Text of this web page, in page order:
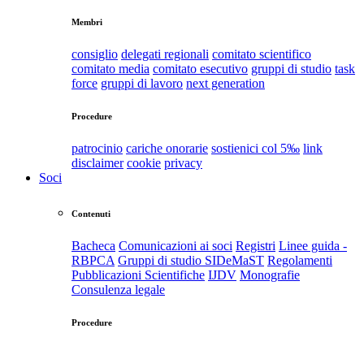
Membri
consiglio delegati regionali comitato scientifico
comitato media comitato esecutivo gruppi di studio task
force gruppi di lavoro next generation
Procedure
patrocinio cariche onorarie sostienici col 5‰ link
disclaimer cookie privacy
Soci
Contenuti
Bacheca Comunicazioni ai soci Registri Linee guida -
RBPCA Gruppi di studio SIDeMaST Regolamenti
Pubblicazioni Scientifiche IJDV Monografie
Consulenza legale
Procedure